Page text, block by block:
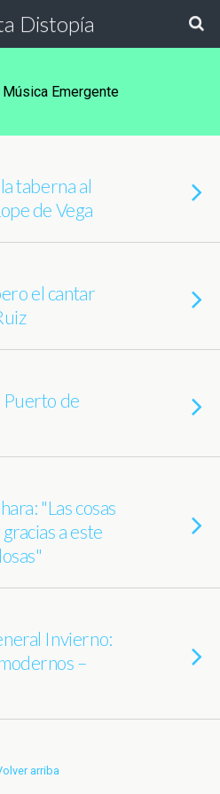
Distopía
Música Emergente
taberna al
de Vega
el cantar
Puerto de
"Las cosas
a este
Invierno:
–
arriba